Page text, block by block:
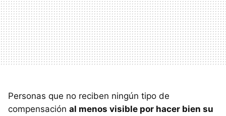
Personas que no reciben ningún tipo de
compensación al menos visible por hacer bien su